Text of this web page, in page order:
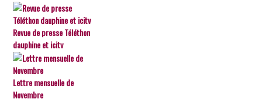
Revue de presse Téléthon
dauphine et icitv
Lettre mensuelle de
Novembre